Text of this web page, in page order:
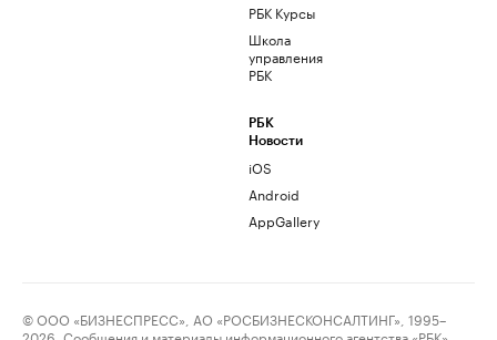
РБК Курсы
Школа
управления
РБК
РБК
Новости
iOS
Android
AppGallery
© ООО «БИЗНЕСПРЕСС», АО «РОСБИЗНЕСКОНСАЛТИНГ», 1995–